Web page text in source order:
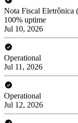
Nota Fiscal Eletrônica
100% uptime
Jul 10, 2026
Operational
Jul 11, 2026
Operational
Jul 12, 2026